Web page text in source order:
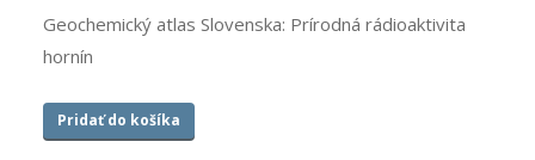
Geochemický atlas Slovenska: Prírodná rádioaktivita
hornín
Pridať do košíka